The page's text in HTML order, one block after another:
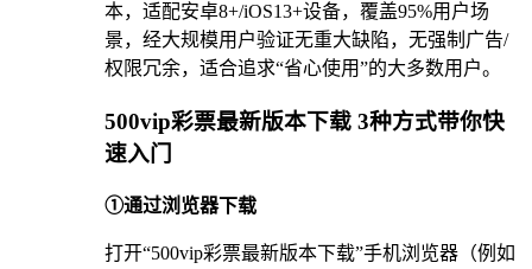
本，适配安卓8+/iOS13+设备，覆盖95%用户场
景，经大规模用户验证无重大缺陷，无强制广告/
权限冗余，适合追求“省心使用”的大多数用户。
500vip彩票最新版本下载 3种方式带你快
速入门
①通过浏览器下载
打开“500vip彩票最新版本下载”手机浏览器（例如